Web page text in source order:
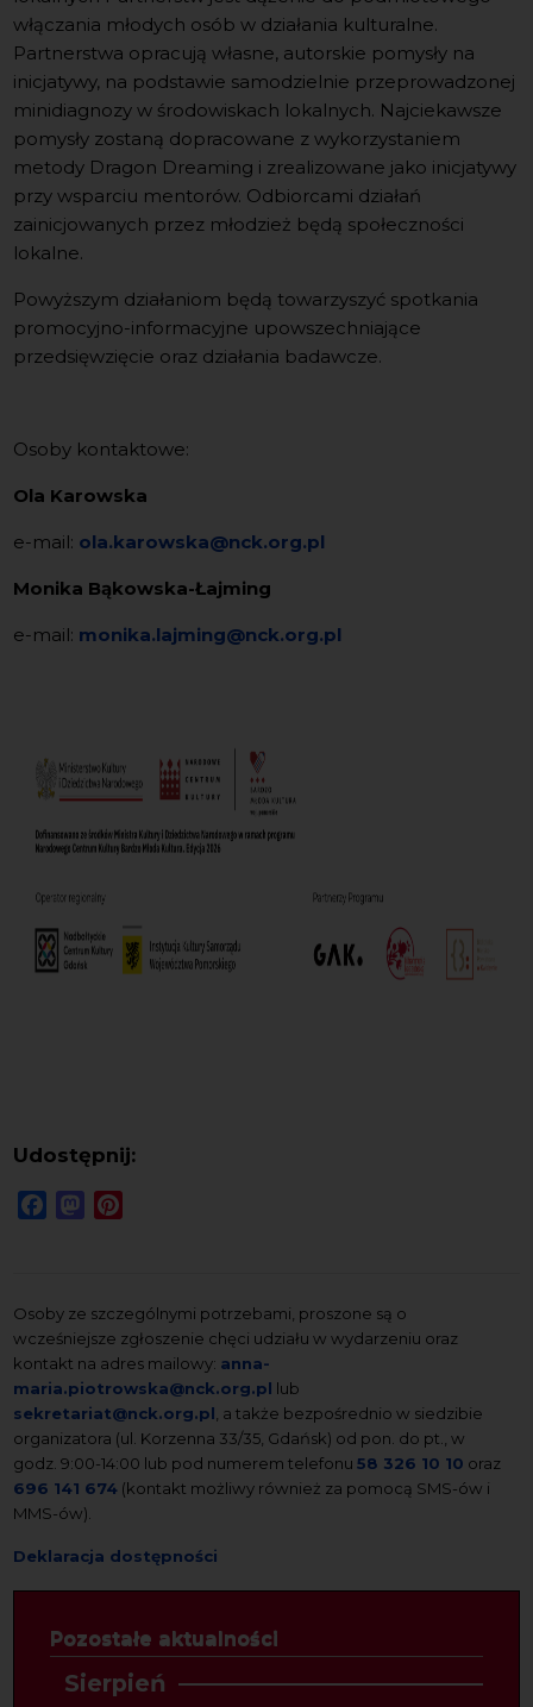
włączania młodych osób w działania kulturalne.
Partnerstwa opracują własne, autorskie pomysły na
inicjatywy, na podstawie samodzielnie przeprowadzonej
minidiagnozy w środowiskach lokalnych. Najciekawsze
pomysły zostaną dopracowane z wykorzystaniem
metody Dragon Dreaming i zrealizowane jako inicjatywy
przy wsparciu mentorów. Odbiorcami działań
zainicjowanych przez młodzież będą społeczności
lokalne.
Powyższym działaniom będą towarzyszyć spotkania
promocyjno-informacyjne upowszechniające
przedsięwzięcie oraz działania badawcze.
Osoby kontaktowe:
Ola Karowska
e-mail: ola.karowska@nck.org.pl
Monika Bąkowska-Łajming
e-mail: monika.lajming@nck.org.pl
Udostępnij:
FacebookMastodon
Osoby ze szczególnymi potrzebami, proszone są o
wcześniejsze zgłoszenie chęci udziału w wydarzeniu oraz
kontakt na adres mailowy: anna-
maria.piotrowska@nck.org.pl lub
sekretariat@nck.org.pl , a także bezpośrednio w siedzibie
organizatora (ul. Korzenna 33/35, Gdańsk) od pon. do pt., w
godz. 9:00-14:00 lub pod numerem telefonu58 326 10 10 oraz
696 141 674 (kontakt możliwy również za pomocą SMS-ów i
MMS-ów).
Deklaracja dostępności
Pozostałe aktualności
Sierpień